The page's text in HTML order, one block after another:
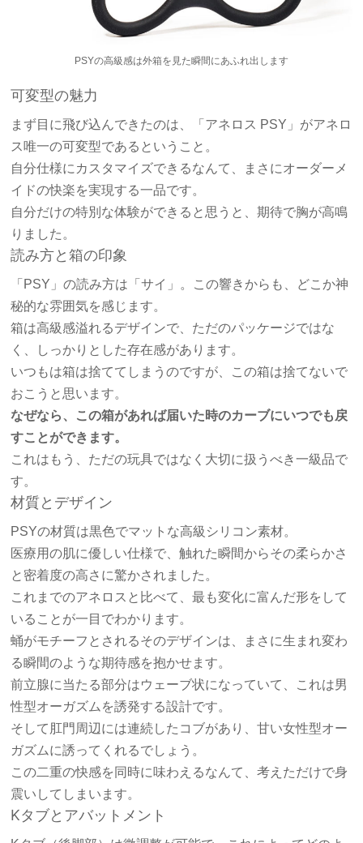
PSYの高級感は外箱を見た瞬間にあふれ出します
可変型の魅力
まず目に飛び込んできたのは、「アネロス PSY」がアネロ
ス唯一の可変型であるということ。
自分仕様にカスタマイズできるなんて、まさにオーダーメ
イドの快楽を実現する一品です。
自分だけの特別な体験ができると思うと、期待で胸が高鳴
りました。
読み方と箱の印象
「PSY」の読み方は「サイ」。この響きからも、どこか神
秘的な雰囲気を感じます。
箱は高級感溢れるデザインで、ただのパッケージではな
く、しっかりとした存在感があります。
いつもは箱は捨ててしまうのですが、この箱は捨てないで
おこうと思います。
なぜなら、この箱があれば届いた時のカーブにいつでも戻
すことができます。
これはもう、ただの玩具ではなく大切に扱うべき一級品で
す。
材質とデザイン
PSYの材質は黒色でマットな高級シリコン素材。
医療用の肌に優しい仕様で、触れた瞬間からその柔らかさ
と密着度の高さに驚かされました。
これまでのアネロスと比べて、最も変化に富んだ形をして
いることが一目でわかります。
蛹がモチーフとされるそのデザインは、まさに生まれ変わ
る瞬間のような期待感を抱かせます。
前立腺に当たる部分はウェーブ状になっていて、これは男
性型オーガズムを誘発する設計です。
そして肛門周辺には連続したコブがあり、甘い女性型オー
ガズムに誘ってくれるでしょう。
この二重の快感を同時に味わえるなんて、考えただけで身
震いしてしまいます。
Kタブとアバットメント